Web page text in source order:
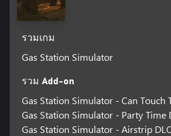
รวมเกม
Gas Station Simulator
รวม Add-on
Gas Station Simulator - Can Touch
Gas Station Simulator - Party Time
Gas Station Simulator - Airstrip DLC